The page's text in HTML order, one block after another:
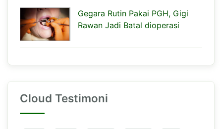
Gegara Rutin Pakai PGH, Gigi
Rawan Jadi Batal dioperasi
Cloud Testimoni